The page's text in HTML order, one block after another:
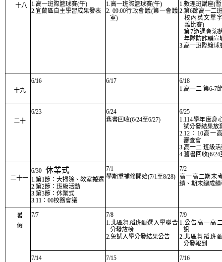
十八
1.高一班際籃球賽(午)
2.宜蘭區自主學習成果發表
1.高一班際籃球賽(午)
2. 09:00行政會議(第一會議
室)
1.數理班講座(
2.第6節高一二
校內英文單
離比賽)
第7節週會演
年隊防詐騙宣
3.高一班際籃球
十九
6/16 6/17
6/18
1.高一二 第6-7
二十
6/23
6/24
舊書回收(6/24至6/27)
6/25
1.114學年度身
試分發結果放
2.12：10高一
審查會
3.高一二 班級
4.舊書回收(6/24
二十一
6/30 休業式
1.第1節：大掃除、教室搬遷
2.第2節：班級活動
3.第3節：休業式
3.11：00校務會議
7/1
學期重補修開始(7/1至8/28)
7/2
高一高二期末
績、期末總成
暑
假
7/7
7/8
1.北區舞蹈班甄選入學聯合
分發放榜
2.免試入學分發結果公告
7/9
1.公告高一高
訊
2.北區舞蹈班
分發報到
7/14
7/15
7/16